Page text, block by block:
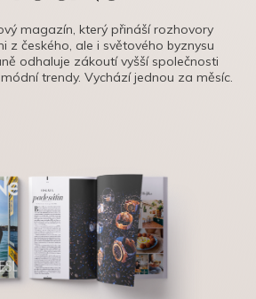
magazín, který přináší rozhovory
z českého, ale i světového byznysu
odhaluje zákoutí vyšší společnosti
trendy. Vychází jednou za měsíc.